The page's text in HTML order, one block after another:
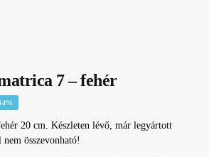
7 – fehér
20 cm. Készleten lévő, már legyártott
összevonható!